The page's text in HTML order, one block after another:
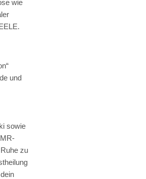
wie
und
sowie
zu